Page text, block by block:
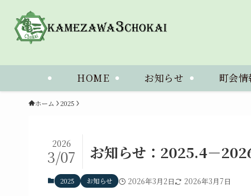
HOME お知らせ 町会
ホーム 2025
お知らせ：2025.4－
2026
3/07
2025 お知らせ 2026年3月2日 2026年3月7日